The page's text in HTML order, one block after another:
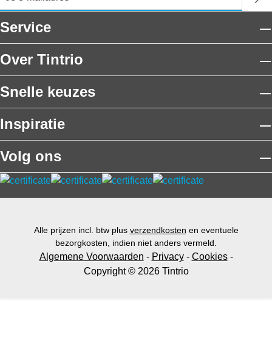
Service
Over Tintrio
Snelle keuzes
Inspiratie
Volg ons
Alle prijzen incl. btw plus verzendkosten en eventuele
bezorgkosten, indien niet anders vermeld.
Algemene Voorwaarden - Privacy- Cookies-
Copyright © 2026 Tintrio